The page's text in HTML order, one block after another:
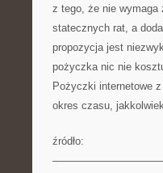
z tego, że nie wymaga
statecznych rat, a
propozycja jest
pożyczka nic nie
Pożyczki internetowe
okres czasu,
źródło: